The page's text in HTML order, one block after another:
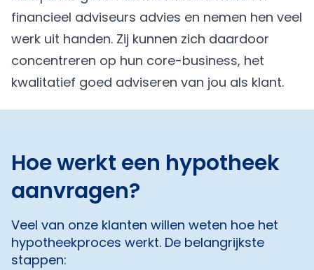
financieel adviseurs advies en nemen hen veel
werk uit handen. Zij kunnen zich daardoor
concentreren op hun core-business, het
kwalitatief goed adviseren van jou als klant.
Hoe werkt een hypotheek
aanvragen?
Veel van onze klanten willen weten hoe het
hypotheekproces werkt. De belangrijkste
stappen: